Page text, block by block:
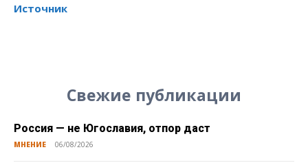
Источник
Свежие публикации
Россия — не Югославия, отпор даст
МНЕНИЕ 06/08/2026